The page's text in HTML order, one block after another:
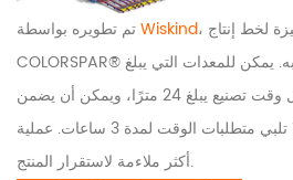
Wiskind، وتكمن أكبر ميزة لخط إنتاج
COLORSPAR® في حجم النظام الخاص به. يمكن للمعدات التي يبلغ
طولها 24 مترًا أن تلبي أطول وقت تصنيع يبلغ 24 مترًا، ويمكن أن يضمن
طول وطول 30 مترًا أنها لا تلبي متطلبات الوقت لمدة 3 ساعات. عملية
أكثر ملاءمة لاستقرار المنتج.